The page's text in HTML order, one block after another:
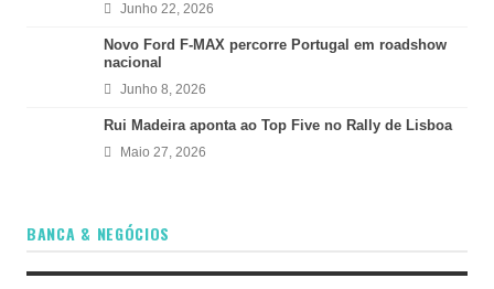
Junho 22, 2026
Novo Ford F-MAX percorre Portugal em roadshow
nacional
Junho 8, 2026
Rui Madeira aponta ao Top Five no Rally de Lisboa
Maio 27, 2026
BANCA & NEGÓCIOS